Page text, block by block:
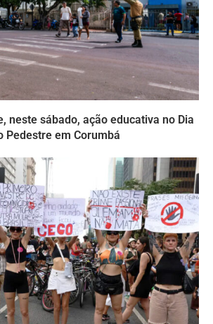
neste sábado, ação educativa no Dia
Pedestre em Corumbá